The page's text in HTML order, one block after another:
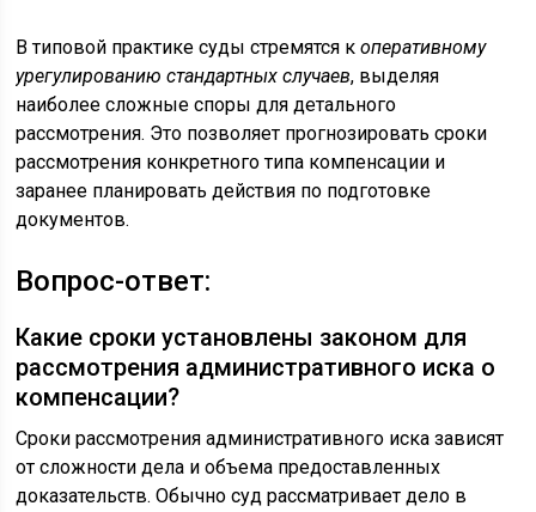
В типовой практике суды стремятся коперативному
урегулированию стандартных случаев, выделяя
наиболее сложные споры для детального
рассмотрения. Это позволяет прогнозировать сроки
рассмотрения конкретного типа компенсации и
заранее планировать действия по подготовке
документов.
Вопрос-ответ:
Какие сроки установлены законом для
рассмотрения административного иска о
компенсации?
Сроки рассмотрения административного иска зависят
от сложности дела и объема предоставленных
доказательств. Обычно суд рассматривает дело в